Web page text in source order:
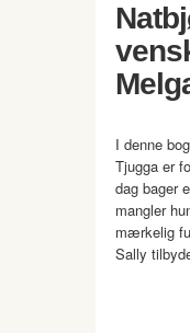
I denne
Tjugga er
dag bager
mangler
mærkelig
Sally